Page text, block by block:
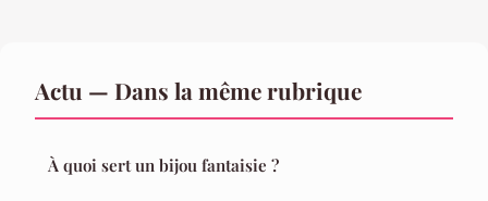
Actu — Dans la même rubrique
À quoi sert un bijou fantaisie ?